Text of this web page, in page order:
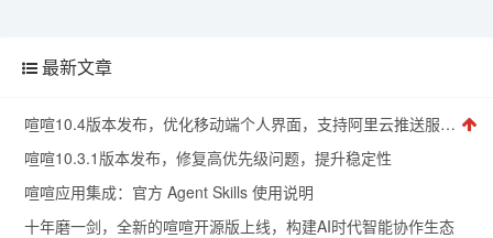
最新文章
喧喧10.4版本发布，优化移动端个人界面，支持阿里云推送服务，后台支持重置管理员密码，修复已知问题
喧喧10.3.1版本发布，修复高优先级问题，提升稳定性
喧喧应用集成：官方 Agent Skills 使用说明
十年磨一剑，全新的喧喧开源版上线，构建AI时代智能协作生态